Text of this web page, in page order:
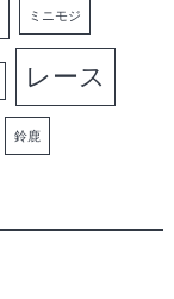
ミニモジ
レース
鈴鹿